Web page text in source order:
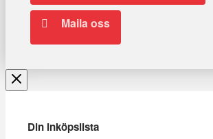
Maila oss
Din inköpslista